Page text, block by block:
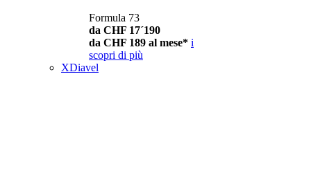
Formula 73
da CHF 17´190
da CHF 189 al mese* i
scopri di più
XDiavel